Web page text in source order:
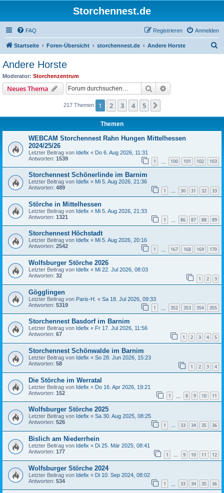
Storchennest.de
FAQ Anmelden
Registrieren
Startseite Foren-Übersicht storchennest.de Andere Horste
Andere Horste
Moderator: Storchenzentrum
Neues Thema Suche
217 Themen 1 2 3 4 5
Themen
WEBCAM Storchennest Rahn Hungen Mittelhessen
2024/25/26
Letzter Beitrag von Idefix « Do 6. Aug 2026, 11:31
Antworten: 1539 1 100 101 102 103
Storchennest Schönerlinde im Barnim
Letzter Beitrag von Idefix « Mi 5. Aug 2026, 21:36
Antworten: 489 1 … 30 31 32 33
Störche in Mittelhessen
Letzter Beitrag von Idefix « Mi 5. Aug 2026, 21:33
Antworten: 1321 1 86 87 88 89
Storchennest Höchstadt
Letzter Beitrag von Idefix « Mi 5. Aug 2026, 20:16
Antworten: 2542 1 167 168 169 170
Wolfsburger Störche 2026
Letzter Beitrag von Idefix « Mi 22. Jul 2026, 08:03
Antworten: 32 1 2 3
Gögglingen
Letzter Beitrag von Paris-H. « Sa 18. Jul 2026, 09:33
Antworten: 5319 1 352 353 354 355
Storchennest Basdorf im Barnim
Letzter Beitrag von Idefix « Fr 17. Jul 2026, 11:56
Antworten: 67 1 2 3 4 5
Storchennest Schönwalde im Barnim
Letzter Beitrag von Idefix « So 28. Jun 2026, 15:23
Antworten: 58 1 2 3 4
Die Störche im Werratal
Letzter Beitrag von Idefix « Do 16. Apr 2026, 19:21
Antworten: 152 1 8 9 10 11
Wolfsburger Störche 2025
Letzter Beitrag von Idefix « Sa 30. Aug 2025, 08:25
Antworten: 526 1 … 33 34 35 36
Bislich am Niederrhein
Letzter Beitrag von Idefix « Di 25. Mär 2025, 08:41
Antworten: 177 1 … 9 10 11 12
Wolfsburger Störche 2024
Letzter Beitrag von Idefix « Di 10. Sep 2024, 08:02
Antworten: 534 1 33 34 35 36